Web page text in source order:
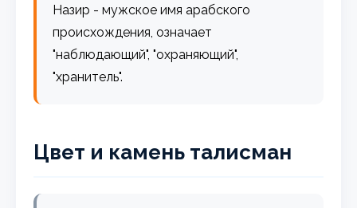
Назир - мужское имя арабского
происхождения, означает
"наблюдающий", "охраняющий",
"хранитель".
Цвет и камень талисман